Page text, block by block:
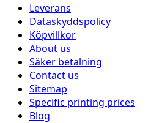
Leverans
Dataskyddspolicy
Köpvillkor
About us
Säker betalning
Contact us
Sitemap
Specific printing prices
Blog